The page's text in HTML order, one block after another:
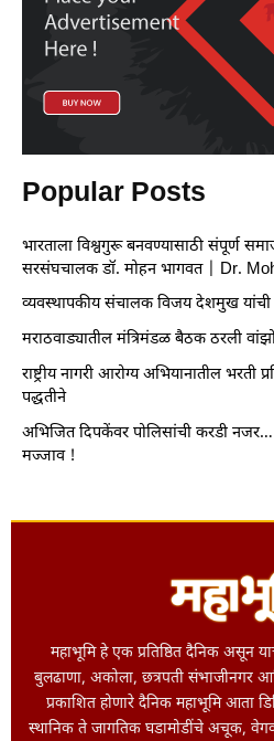
Popular Posts
भारताला विश्वगुरू बनवण्यासाठी संपूर्ण
सरसंघचालक डॉ. मोहन भागवत | Dr.
व्यवस्थापकीय संचालक विजय देशमुख
मराठवाड्यातील मंत्रिमंडळ बैठक ठरली
राष्ट्रीय नागरी आरोग्य अभियानातील भरती
पद्धतीने
अभिजित दिपकेंवर पोलिसांची करडी
मज्जाव !
महाभूमि हे एक प्रतिष्ठित दैनिक असून
बुलढाणा, अकोला, छत्रपती संभाजीनगर
प्रकाशित होणारे दैनिक महाभूमि आता
स्थानिक ते जागतिक घडामोडींचे अचूक,